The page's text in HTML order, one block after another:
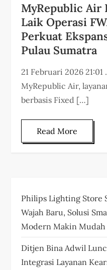
MyRepublic Air
Laik Operasi
Perkuat
Pulau Sumatra
21 Februari 2026
MyRepublic Air,
berbasis Fixed […]
Read More
Philips Lighting Store
Wajah Baru, Solusi
Modern Makin Mudah
Ditjen Bina Adwil
Integrasi Layanan